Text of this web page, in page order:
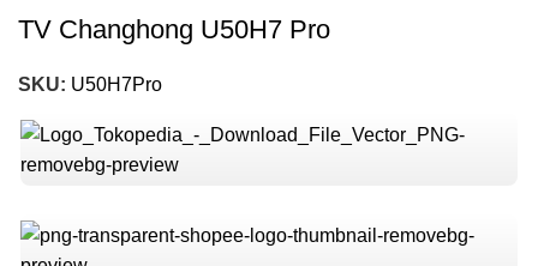
TV Changhong U50H7 Pro
SKU: U50H7Pro